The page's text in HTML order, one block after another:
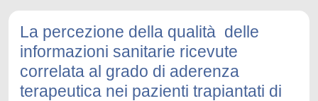
La percezione della qualità delle
informazioni sanitarie ricevute
correlata al grado di aderenza
terapeutica nei pazienti trapiantati di